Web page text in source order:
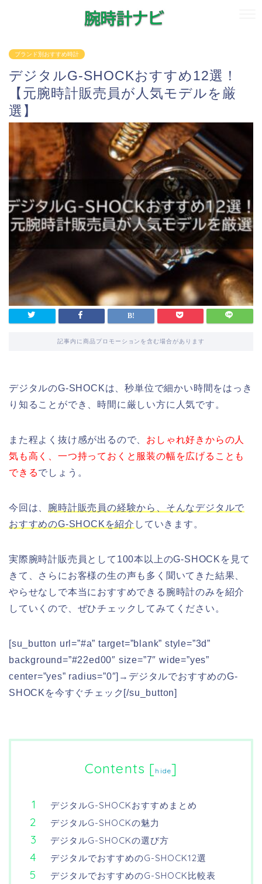
ブランド別おすすめ時計
デジタルG-SHOCKおすすめ12選！
【元腕時計販売員が人気モデルを厳
選】
記事内に商品プロモーションを含む場合があります
デジタルのG-SHOCKは、秒単位で細かい時間をはっき
り知ることができ、時間に厳しい方に人気です。
また程よく抜け感が出るので、 おしゃれ好きからの人
気も高く、一つ持っておくと服装の幅を広げることも
できるでしょう。
今回は、 腕時計販売員の経験から、そんなデジタルで
おすすめのG-SHOCKを紹介 していきます。
実際腕時計販売員として100本以上のG-SHOCKを見て
きて、さらにお客様の生の声も多く聞いてきた結果、
やらせなしで本当におすすめできる腕時計のみを紹介
していくので、ぜひチェックしてみてください。
[su_button url=”#a” target=”blank” style=”3d”
background=”#22ed00″ size=”7″ wide=”yes”
center=”yes” radius=”0″]→デジタルでおすすめのG-
SHOCKを今すぐチェック[/su_button]
Contents [hide]
デジタルG-SHOCKおすすめまとめ
デジタルG-SHOCKの魅力
デジタルG-SHOCKの選び方
デジタルでおすすめのG-SHOCK12選
デジタルでおすすめのG-SHOCK比較表